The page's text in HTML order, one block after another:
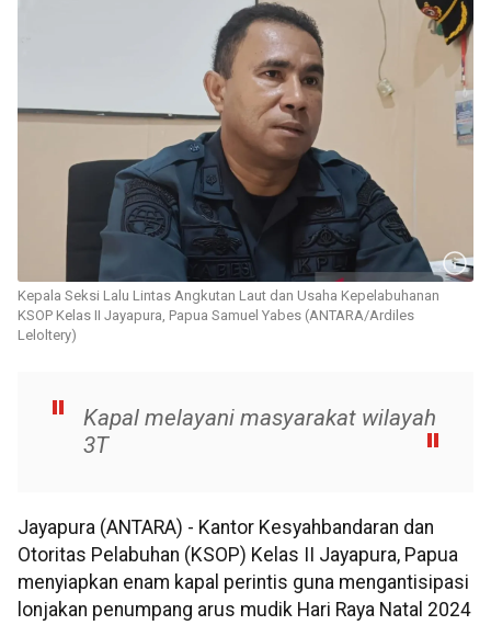
Kepala Seksi Lalu Lintas Angkutan Laut dan Usaha Kepelabuhanan
KSOP Kelas II Jayapura, Papua Samuel Yabes (ANTARA/Ardiles
Leloltery)
Kapal melayani masyarakat wilayah
3T
Jayapura (ANTARA) - Kantor Kesyahbandaran dan
Otoritas Pelabuhan (KSOP) Kelas II Jayapura, Papua
menyiapkan enam kapal perintis guna mengantisipasi
lonjakan penumpang arus mudik Hari Raya Natal 2024